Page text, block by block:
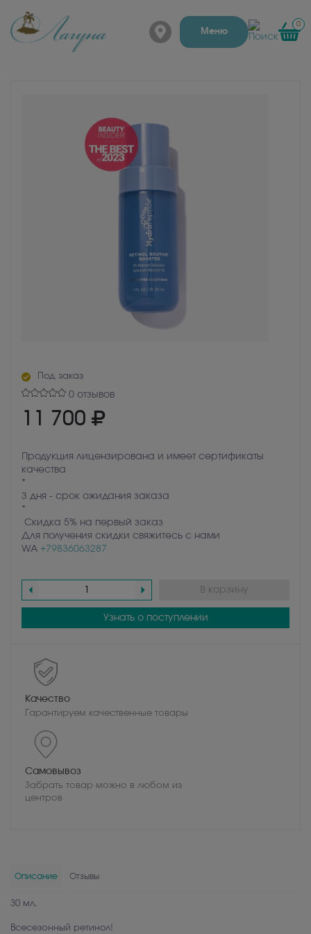
г. Барнаул,
Меню
0
Под заказ
0 отзывов
11 700
Продукция лицензирована и имеет сертификаты
качества
*
3 дня - срок ожидания заказа
*
Скидка 5% на первый заказ
Для получения скидки свяжитесь с нами
WA +79836063287
В корзину
Узнать о поступлении
Качество
Гарантируем качественные товары
Самовывоз
Забрать товар можно в любом из
центров
Описание Отзывы
30 мл.
Всесезонный ретинол!